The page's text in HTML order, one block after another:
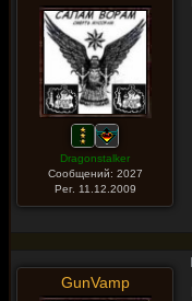
Dragonstalker
Сообщений: 2027
Рег. 11.12.2009
GunVamp